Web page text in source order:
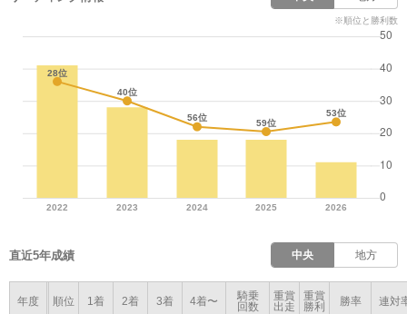
※順位と勝利数
直近5年成績 中央 地方
年度 順位 1着 2着 3着 4着〜
騎乗
回数
重賞
出走
重賞
勝利
勝率 連対